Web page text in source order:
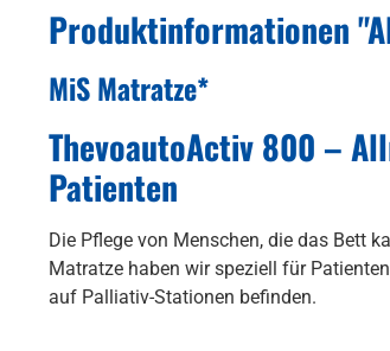
Produktinformationen
MiS Matratze*
ThevoautoActiv 800 –
Patienten
Die Pflege von Menschen, die das Bett
Matratze haben wir speziell für
auf Palliativ-Stationen befinden.